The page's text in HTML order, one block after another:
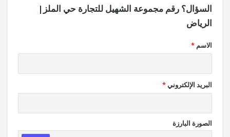
السؤال؟ رقم مجموعة الشهيل للتجارة حي الملز|
الرياض
الاسم *
البريد الإلكتروني*
الصورة البارزة